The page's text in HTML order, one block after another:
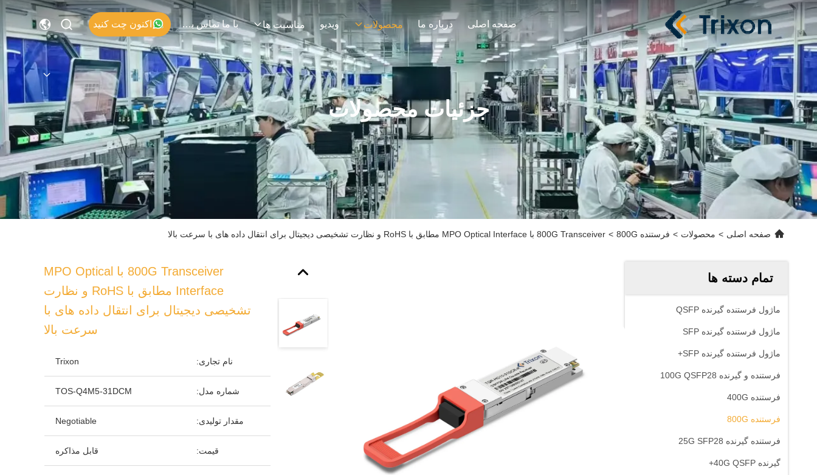
صفحه اصلی درباره ما محصولات ویدیو مناسبت ها با ما تماس بگیرید اکنون چت کنید
جزئیات محصولات
صفحه اصلی > محصولات > فرستنده 800G > 800G Transceiver با MPO Optical Interface مطابق با RoHS و نظارت تشخیصی دیجیتال برای انتقال داده های با سرعت بالا
تمام دسته ها
ماژول فرستنده گیرنده QSFP
ماژول فرستنده گیرنده SFP
ماژول فرستنده گیرنده SFP+
فرستنده و گیرنده 100G QSFP28
فرستنده 400G
فرستنده 800G
فرستنده گیرنده 25G SFP28
گیرنده 40G QSFP+
800G Transceiver با MPO Optical
Interface مطابق با RoHS و نظارت
تشخیصی دیجیتال برای انتقال داده های با
سرعت بالا
نام تجاری: Trixon
شماره مدل: TOS-Q4M5-31DCM
مقدار تولیدی: Negotiable
قیمت: قابل مذاکره